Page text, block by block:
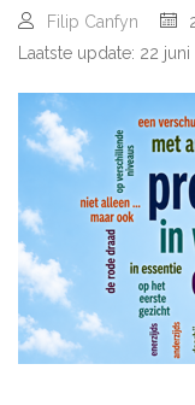
Filip Canfyn
Laatste update: 22